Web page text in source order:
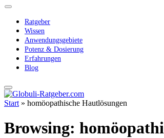
Ratgeber
Wissen
Anwendungsgebiete
Potenz & Dosierung
Erfahrungen
Blog
Start » homöopathische Hautlösungen
Browsing: